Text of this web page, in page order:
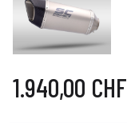
1.940,00 CHF